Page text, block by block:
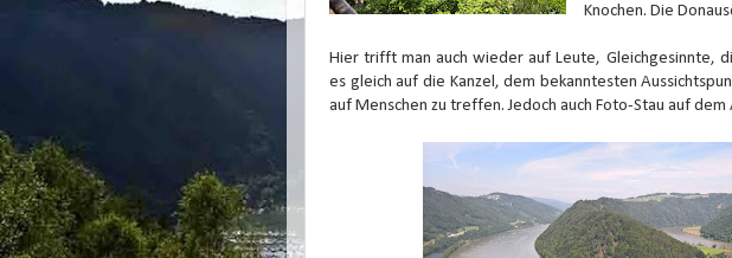
Knochen. Die
Hier trifft man auch wieder auf Leute, Gleichgesinnte,
es gleich auf die Kanzel, dem bekanntesten
auf Menschen zu treffen. Jedoch auch Foto-Stau auf dem